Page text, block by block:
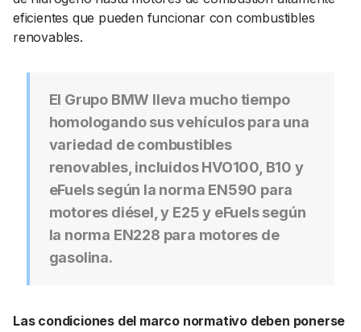
eficientes que pueden funcionar con combustibles
renovables.
El Grupo BMW lleva mucho tiempo
homologando sus vehículos para una
variedad de combustibles
renovables, incluidos HVO100, B10 y
eFuels según la norma EN590 para
motores diésel, y E25 y eFuels según
la norma EN228 para motores de
gasolina.
Las condiciones del marco normativo deben ponerse